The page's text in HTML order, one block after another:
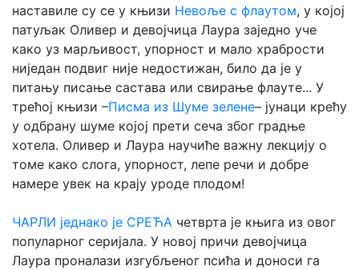
наставиле су се у књизи Невоље с флаутом, у којој
патуљак Оливер и девојчица Лаура заједно уче
како уз марљивост, упорност и мало храбрости
ниједан подвиг није недостижан, било да је у
питању писање састава или свирање флауте... У
трећој књизи –Писма из Шуме зелене– јунаци крећу
у одбрану шуме којој прети сеча због градње
хотела. Оливер и Лаура научиће важну лекцију о
томе како слога, упорност, лепе речи и добре
намере увек на крају уроде плодом!
ЧАРЛИ једнако је СРЕЋА четврта је књига из овог
популарног серијала. У новој причи девојчица
Лаура проналази изгубљеног псића и доноси га